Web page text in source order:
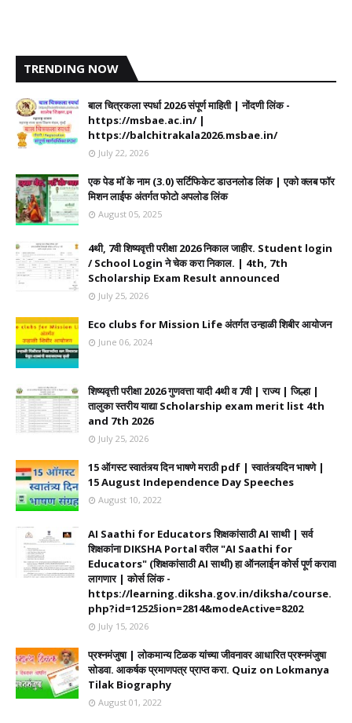
TRENDING NOW
बाल चित्रकला स्पर्धा 2026 संपूर्ण माहिती | नोंदणी लिंक -
https://msbae.ac.in/ |
https://balchitrakala2026.msbae.in/
July 22, 2026
एक पेड मॉ के नाम (3.0) सर्टिफिकेट डाउनलोड लिंक | एको क्लब फॉर
मिशन लाईफ अंतर्गत फोटो अपलोड लिंक
August 05, 2025
4थी, 7वी शिष्यवृत्ती परीक्षा 2026 निकाल जाहीर. Student login
/ School Login ने चेक करा निकाल. | 4th, 7th
Scholarship Exam Result announced
July 25, 2026
Eco clubs for Mission Life अंतर्गत उन्हाळी शिबीर आयोजन
June 06, 2024
शिष्यवृत्ती परीक्षा 2026 गुणवत्ता यादी 4थी व 7वी | राज्य | जिल्हा |
तालुका स्तरीय याद्या Scholarship exam merit list 4th
and 7th 2026
July 25, 2026
15 ऑगस्ट स्वातंत्र्य दिन भाषणे मराठी pdf | स्वातंत्र्यदिन भाषणे |
15 August Independence Day Speeches
August 10, 2022
AI Saathi for Educators शिक्षकांसाठी AI साथी | सर्व
शिक्षकांना DIKSHA Portal वरील "AI Saathi for
Educators" (शिक्षकांसाठी AI साथी) हा ऑनलाईन कोर्स पूर्ण करावा
लागणार | कोर्स लिंक -
https://learning.diksha.gov.in/diksha/course.
php?id=1252§ion=2814&modeActive=8202
July 15, 2026
प्रश्नमंजुषा | लोकमान्य टिळक यांच्या जीवनावर आधारित प्रश्नमंजुषा
सोडवा. आकर्षक प्रमाणपत्र प्राप्त करा. Quiz on Lokmanya
Tilak Biography
August 01, 2022